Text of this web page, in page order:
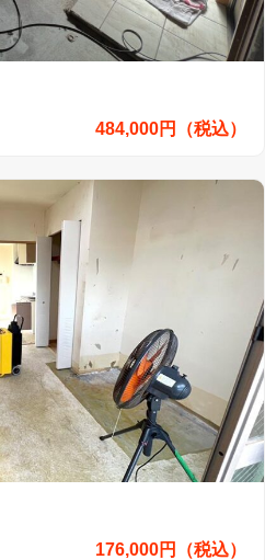
484,000円（税込）
176,000円（税込）